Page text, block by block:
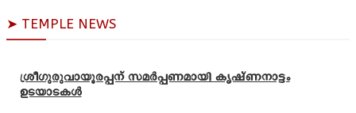
➤ TEMPLE NEWS
ശ്രീഗുരുവായൂരപ്പന് സമർപ്പണമായി കൃഷ്ണനാട്ടം
ഉടയാടകൾ